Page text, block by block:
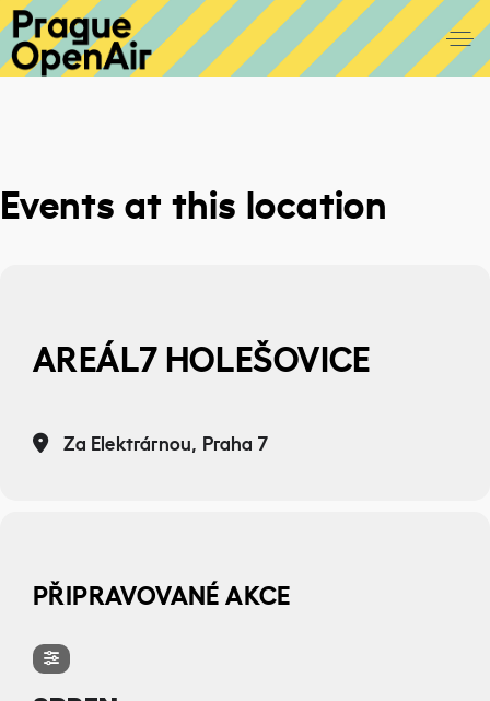
Events at this location
AREÁL7 HOLEŠOVICE
Za Elektrárnou, Praha 7
PŘIPRAVOVANÉ AKCE